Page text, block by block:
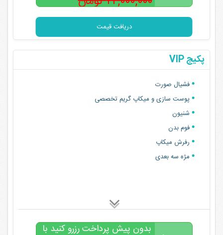
۱۵,۰۰۰,۰۰۰تومان
دریافت قیمت
پکیج VIP
فشیال صورت
پوست سازی و میکاپ گریم تخصصی
شنیون
فوم بدن
رفرش میکاپ
مژه سه بعدی
بدون پیش پرداخت رزرو کنید با